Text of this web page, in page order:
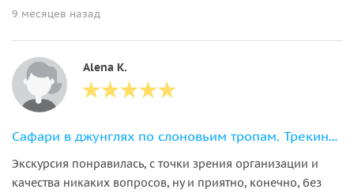
9 месяцев назад
Alena K.
Сафари в джунглях по слоновьим тропам. Трекинг на озере
Экскурсия понравилась, с точки зрения организации и
качества никаких вопросов, ну и приятно, конечно, без